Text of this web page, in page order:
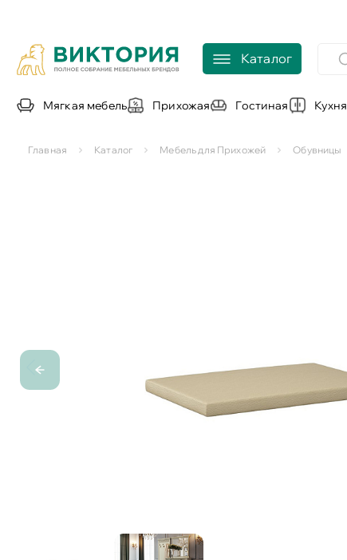
Каталог
Мягкая мебель Прихожая Гостиная Кухня
Главная Каталог Мебель для Прихожей Обувницы